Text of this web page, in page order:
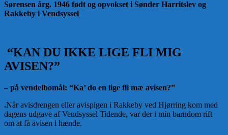
Sørensen årg. 1946 født og opvokset i Sønder Harritslev og
Rakkeby i Vendsyssel
“KAN DU IKKE LIGE FLI MIG
AVISEN?”
– på vendelbomål: “Ka’ do en lige fli mæ avisen?”
.Når avisdrengen eller avispigen i Rakkeby ved Hjørring kom med
dagens udgave af Vendsyssel Tidende, var der i min barndom rift
om at få avisen i hænde.